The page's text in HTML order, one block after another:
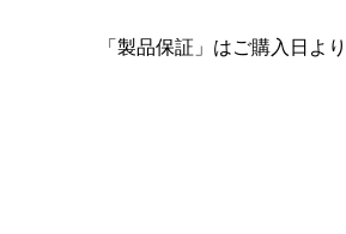
「製品保証」はご購⼊⽇よ